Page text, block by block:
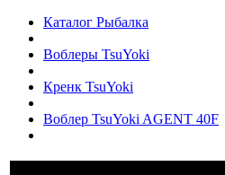
Каталог Рыбалка
Воблеры TsuYoki
Кренк TsuYoki
Воблер TsuYoki AGENT 40F